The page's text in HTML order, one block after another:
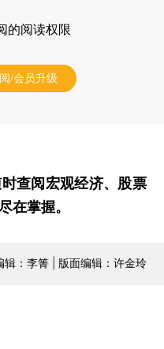
的阅读权限
/会员升级
时查阅宏观经济、股票
在掌握。
辑：李箐 | 版面编辑：许金玲